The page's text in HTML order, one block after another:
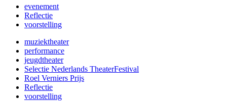
evenement
Reflectie
voorstelling
muziektheater
performance
jeugdtheater
Selectie Nederlands TheaterFestival
Roel Verniers Prijs
Reflectie
voorstelling